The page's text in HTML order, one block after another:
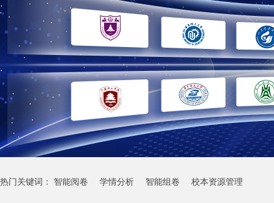
热门关键词： 智能阅卷 学情分析 智能组卷 校本资源管理